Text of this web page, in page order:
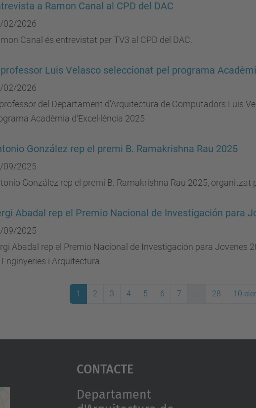
a Ramon Canal al CPD del DAC
02/2026
Canal és entrevistat per TV3 al CPD del DAC.
Luis Velasco seleccionat pel programa
02/2026
del Departament d'Arquitectura de Computadors Luis
Acadèmia d'Excel·lència 2025
González rep el premi B. Ramakrishna Rau 2025
09/2025
González rep el premi B. Ramakrishna Rau 2025, organitzat
Abadal rep el Premio Nacional de Investigación para
09/2025
Abadal rep el Premio Nacional de Investigación para Jovenes
Enginyeries i Arquitectura.
1 2 3 4 5 6 7 ... 28 10
Contacte
Departament